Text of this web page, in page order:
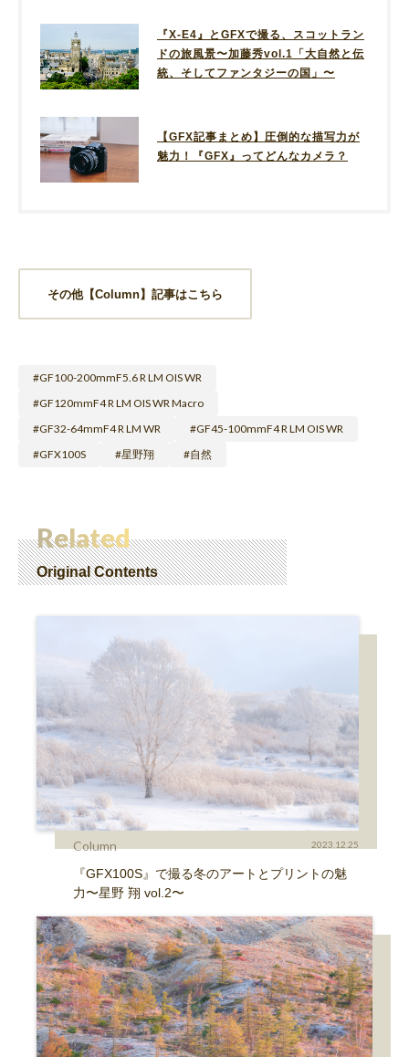
『X-E4』とGFXで撮る、スコットラン
ドの旅風景〜加藤秀vol.1「大自然と伝
統、そしてファンタジーの国」〜
【GFX記事まとめ】圧倒的な描写力が
魅力！『GFX』ってどんなカメラ？
その他【Column】記事はこちら
GF100-200mmF5.6 R LM OIS WR
GF120mmF4 R LM OIS WR Macro
GF32-64mmF4 R LM WR
GF45-100mmF4 R LM OIS WR
GFX100S
星野翔 自然
Related
Original Contents
Column 2023.12.25
『GFX100S』で撮る冬のアートとプリントの魅
力〜星野 翔 vol.2〜